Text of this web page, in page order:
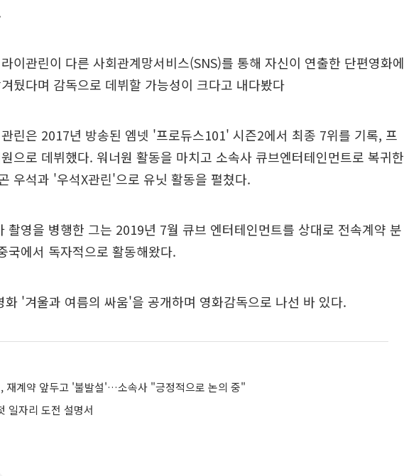
이관린이 다른 사회관계망서비스(SNS)를 통해 자신이 연출한 단편영화에
뒀다며 감독으로 데뷔할 가능성이 크다고 내다봤다
린은 2017년 방송된 엠넷 '프로듀스101' 시즌2에서 최종 7위를 기록, 프
으로 데뷔했다. 워너원 활동을 마치고 소속사 큐브엔터테인먼트로 복귀한
우석과 '우석X관린'으로 유닛 활동을 펼쳤다.
촬영을 병행한 그는 2019년 7월 큐브 엔터테인먼트를 상대로 전속계약 분
국에서 독자적으로 활동해왔다.
화 '겨울과 여름의 싸움'을 공개하며 영화감독으로 나선 바 있다.
재계약 앞두고 '불발설'…소속사 "긍정적으로 논의 중"
일자리 도전 설명서